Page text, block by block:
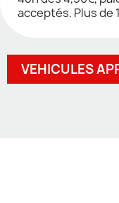
acceptés. Plus de
VEHICULES